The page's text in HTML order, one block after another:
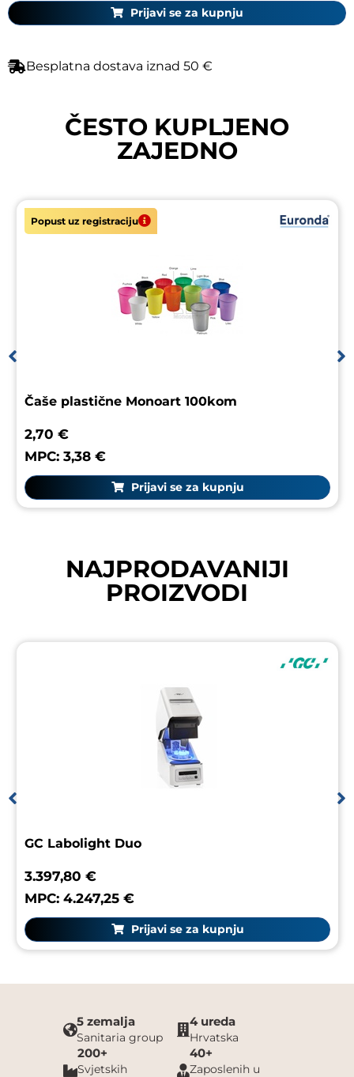
Prijavi se za kupnju
Besplatna dostava iznad 50 €
ČESTO KUPLJENO
ZAJEDNO
Popust uz registraciju
Čaše plastične Monoart 100kom
2,70 €
MPC: 3,38 €
Prijavi se za kupnju
NAJPRODAVANIJI
PROIZVODI
GC Labolight Duo
3.397,80 €
MPC: 4.247,25 €
Prijavi se za kupnju
5 zemalja
Sanitaria group
4 ureda
Hrvatska
200+
Svjetskih
40+
Zaposlenih u